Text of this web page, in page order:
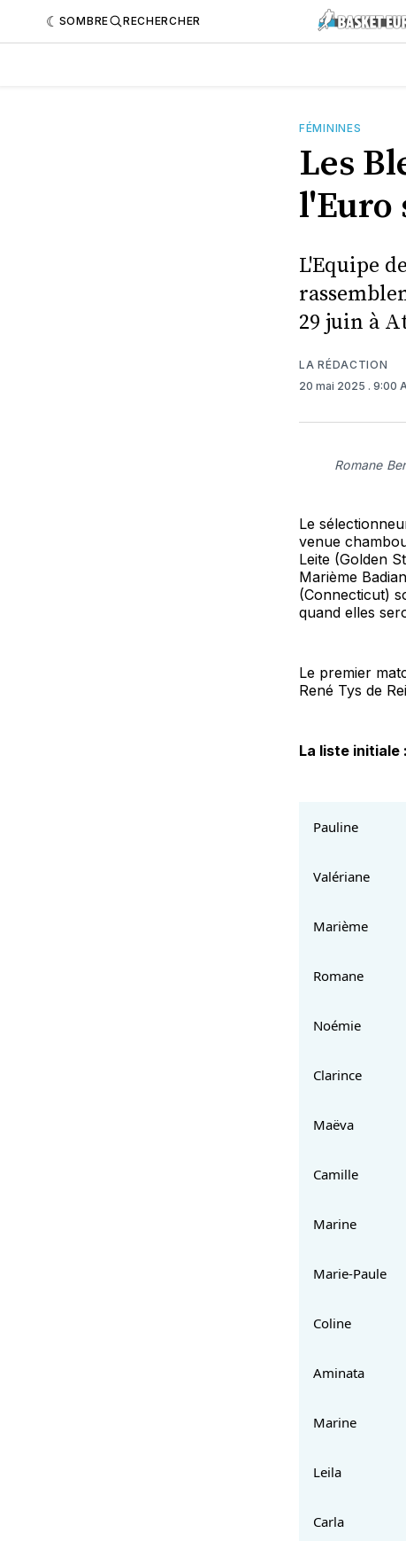
SOMBRE RECHERCHER
FÉMININES
Les
l'Euro
L'Equipe
29 juin à
LA RÉDACTION
20 mai 2025 . 9:00
Romane
Le
venue
Leite (Golden
Marième
(Connecticut)
quand elles
Le premier
René Tys de
La liste initiale :
Pauline
Valériane
Marième
Romane
Noémie
Clarince
Maëva
Camille
Marine
Marie-Paule
Coline
Aminata
Marine
Leila
Carla